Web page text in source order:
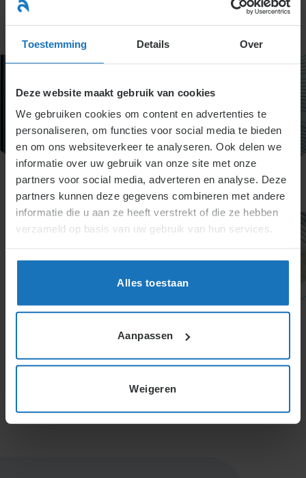
Toestemming Details Over
Deze website maakt gebruik van cookies
We gebruiken cookies om content en advertenties te
personaliseren, om functies voor social media te bieden
en om ons websiteverkeer te analyseren. Ook delen we
informatie over uw gebruik van onze site met onze
partners voor social media, adverteren en analyse. Deze
partners kunnen deze gegevens combineren met andere
informatie die u aan ze heeft verstrekt of die ze hebben
verzameld op basis van uw gebruik van hun services.
Alles toestaan
Aanpassen
Weigeren
naar
inhoud
Specialisten Informatie